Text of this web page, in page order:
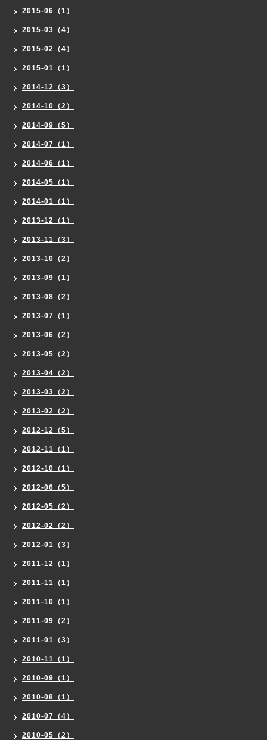
2015-06（1）
2015-03（4）
2015-02（4）
2015-01（1）
2014-12（3）
2014-10（2）
2014-09（5）
2014-07（1）
2014-06（1）
2014-05（1）
2014-01（1）
2013-12（1）
2013-11（3）
2013-10（2）
2013-09（1）
2013-08（2）
2013-07（1）
2013-06（2）
2013-05（2）
2013-04（2）
2013-03（2）
2013-02（2）
2012-12（5）
2012-11（1）
2012-10（1）
2012-06（5）
2012-05（2）
2012-02（2）
2012-01（3）
2011-12（1）
2011-11（1）
2011-10（1）
2011-09（2）
2011-01（3）
2010-11（1）
2010-09（1）
2010-08（1）
2010-07（4）
2010-05（2）